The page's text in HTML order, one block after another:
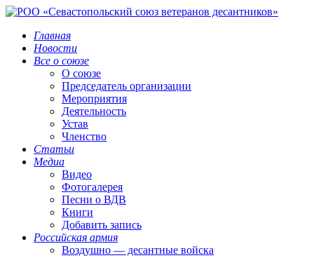
Главная
Новости
Все о союзе
О союзе
Председатель организации
Мероприятия
Деятельность
Устав
Членство
Статьи
Медиа
Видео
Фотогалерея
Песни о ВДВ
Книги
Добавить запись
Российская армия
Воздушно — десантные войска